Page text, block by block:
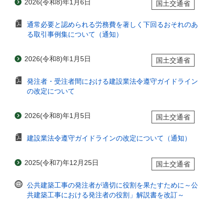
2026(令和8)年1月6日 国土交通省
通常必要と認められる労務費を著しく下回るおそれのあ
る取引事例集について（通知）
2026(令和8)年1月5日 国土交通省
発注者・受注者間における建設業法令遵守ガイドライン
の改定について
2026(令和8)年1月5日 国土交通省
建設業法令遵守ガイドラインの改定について（通知）
2025(令和7)年12月25日 国土交通省
公共建築工事の発注者が適切に役割を果たすために～公
共建築工事における発注者の役割」解説書を改訂～